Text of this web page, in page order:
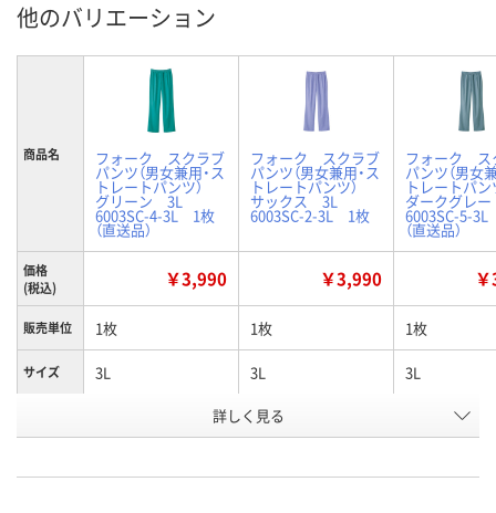
他のバリエーション
商品名 フォーク スクラブ
パンツ（男女兼用・ス
トレートパンツ）
グリーン 3L
6003SC-4-3L 1枚
（直送品）
フォーク スクラブ
パンツ（男女兼用・ス
トレートパンツ）
サックス 3L
6003SC-2-3L 1枚
フォーク ス
パンツ（男女
トレートパ
ダークグ
6003SC-5-
（直送品）
価格
(税込)
￥3,990 ￥3,990
販売単位 1枚 1枚 1枚
サイズ 3L 3L 3L
サックス ダークグレー
号
詳しく見る